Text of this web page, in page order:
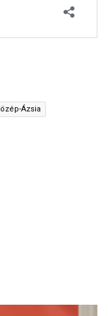
Ázsia